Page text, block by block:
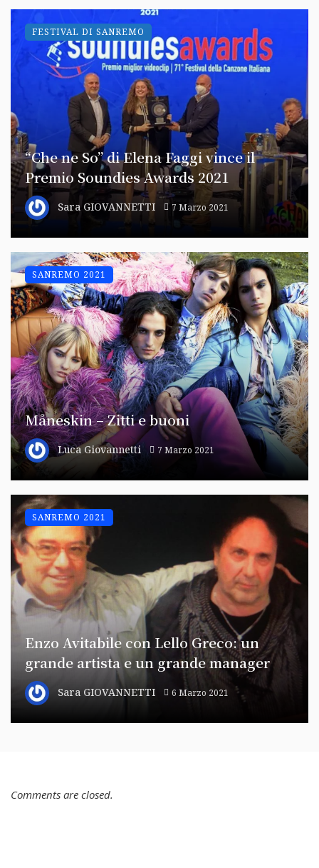
“Che ne So” di Elena Faggi vince il
Premio Soundies Awards 2021
Sara GIOVANNETTI 7 Marzo 2021
FESTIVAL DI SANREMO
Måneskin – Zitti e buoni
Luca Giovannetti 7 Marzo 2021
SANREMO 2021
Enzo Avitabile con Lello Greco: un
grande artista e un grande manager
Sara GIOVANNETTI 6 Marzo 2021
SANREMO 2021
Comments are closed.